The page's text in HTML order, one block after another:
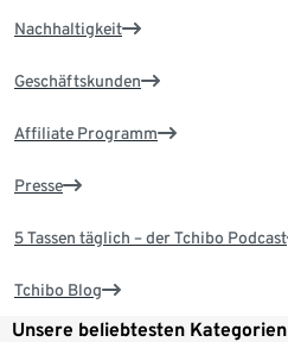
Nachhaltigkeit
Geschäftskunden
Affiliate Programm
Presse
5 Tassen täglich – der Tchibo Podcast
Tchibo Blog
Unsere beliebtesten Kategorien